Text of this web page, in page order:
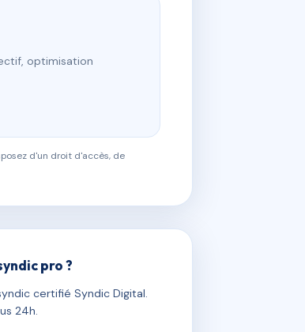
optimisation
d'un droit d'accès, de
pro ?
certifié Syndic Digital.
24h.